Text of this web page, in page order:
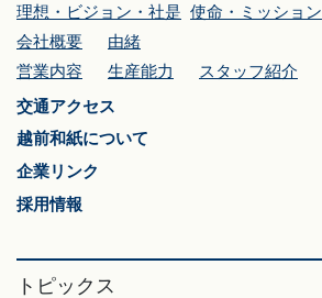
理想・ビジョン・社是 使命・ミッション
会社概要
由緒
営業内容
生産能力 スタッフ紹介
交通アクセス
越前和紙について
企業リンク
採用情報
トピックス